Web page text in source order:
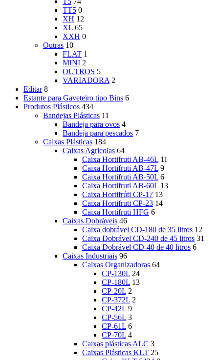
TT5 0
XH 12
XL 65
XXH 0
Outras 10
FLAT 1
MINI 2
OUTROS 5
VARIADORA 2
Editar 8
Estante para Gaveteiro tipo Bins 6
Produtos Plásticos 434
Bandejas Plásticas 11
Bandeja para ovos 4
Bandeja para pescados 7
Caixas Plásticas 184
Caixas Agricolas 64
Caixa Hortifruti AB-46L 11
Caixa Hortifruti AB-47L 9
Caixa Hortifruti AB-50L 6
Caixa Hortifruti AB-60L 13
Caixa Hortifrúti CP-17 13
Caixa Hortifruti CP-23 14
Caixa Hortifruti HFG 6
Caixas Dobráveis 46
Caixa dobrável CD-180 de 35 litros 12
Caixa Dobrável CD-240 de 45 litros 31
Caixa Dobrável CD-40 de 40 litros 6
Caixas Industriais 96
Caixas Organizadoras 64
CP-130L 24
CP-180L 13
CP-20L 2
CP-372L 2
CP-42L 9
CP-56L 3
CP-61L 6
CP-70L 4
Caixas plásticas ALC 3
Caixas Plásticas KLT 25